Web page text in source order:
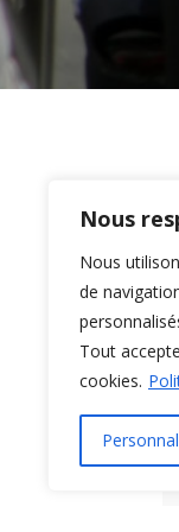
Nous
Nous
de
Tout
cookies.